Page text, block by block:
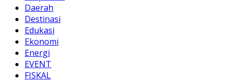
Daerah
Destinasi
Edukasi
Ekonomi
Energi
EVENT
FISKAL